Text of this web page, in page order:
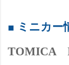
■ ミニカー
TOMICA